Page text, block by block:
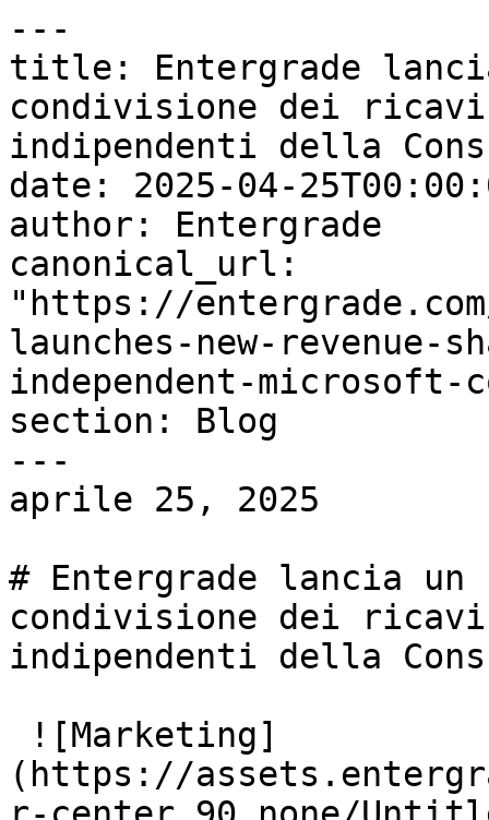
---
title: Entergrade lancia
condivisione dei
indipendenti della
date: 2025-04-
author: Entergrade
canonical_url:
"https://
launches-new-revenue-
independent-microsoft-
section: Blog
---
aprile 25, 2025
# Entergrade lancia un
condivisione dei
indipendenti della
(https://